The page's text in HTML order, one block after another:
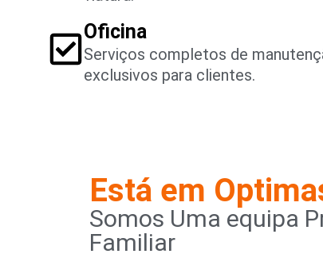
Oficina
Serviços completos de
exclusivos para clientes.
Está em
Somos Uma equipa
Familiar